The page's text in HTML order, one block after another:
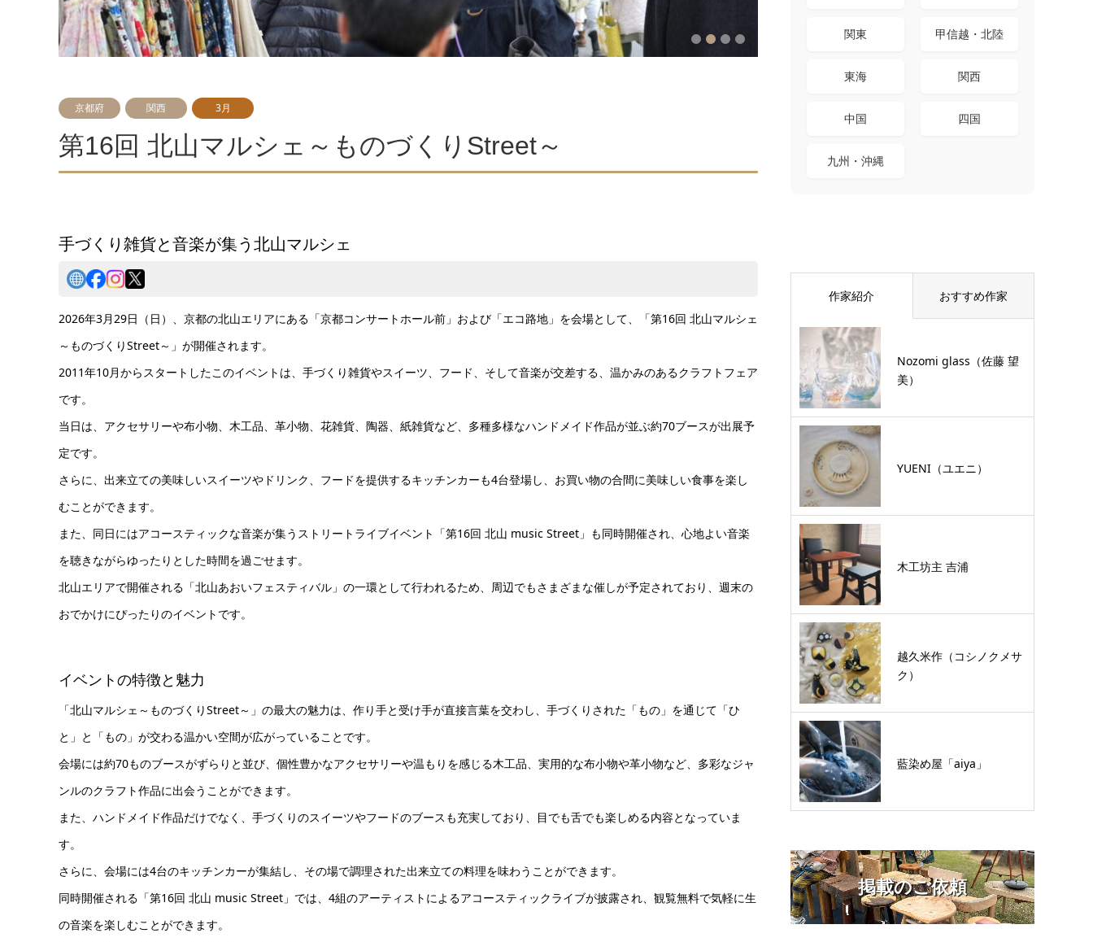
1 3 4
京都府 関西 3月
第16回 北山マルシェ～ものづくりStreet～
手づくり雑貨と音楽が集う北山マルシェ
2026年3月29日（日）、京都の北山エリアにある「京都コンサートホール前」および「エコ路地」を会場として、「第16回 北山マルシェ
～ものづくりStreet～」が開催されます。
2011年10月からスタートしたこのイベントは、手づくり雑貨やスイーツ、フード、そして音楽が交差する、温かみのあるクラフトフェア
です。
当日は、アクセサリーや布小物、木工品、革小物、花雑貨、陶器、紙雑貨など、多種多様なハンドメイド作品が並ぶ約70ブースが出展予
定です。
さらに、出来立ての美味しいスイーツやドリンク、フードを提供するキッチンカーも4台登場し、お買い物の合間に美味しい食事を楽し
むことができます。
また、同日にはアコースティックな音楽が集うストリートライブイベント「第16回 北山 music Street」も同時開催され、心地よい音楽
を聴きながらゆったりとした時間を過ごせます。
北山エリアで開催される「北山あおいフェスティバル」の一環として行われるため、周辺でもさまざまな催しが予定されており、週末の
おでかけにぴったりのイベントです。
イベントの特徴と魅力
「北山マルシェ～ものづくりStreet～」の最大の魅力は、作り手と受け手が直接言葉を交わし、手づくりされた「もの」を通じて「ひ
と」と「もの」が交わる温かい空間が広がっていることです。
会場には約70ものブースがずらりと並び、個性豊かなアクセサリーや温もりを感じる木工品、実用的な布小物や革小物など、多彩なジャ
ンルのクラフト作品に出会うことができます。
また、ハンドメイド作品だけでなく、手づくりのスイーツやフードのブースも充実しており、目でも舌でも楽しめる内容となっていま
す。
さらに、会場には4台のキッチンカーが集結し、その場で調理された出来立ての料理を味わうことができます。
同時開催される「第16回 北山 music Street」では、4組のアーティストによるアコースティックライブが披露され、観覧無料で気軽に生
の音楽を楽しむことができます。
関東 甲信越・北陸
東海 関西
中国 四国
九州・沖縄
作家紹介 おすすめ作家
Nozomi glass（佐藤 望
美）
YUENI（ユエニ）
木工坊主 吉浦
越久米作（コシノクメサ
ク）
藍染め屋「aiya」
掲載のご依頼